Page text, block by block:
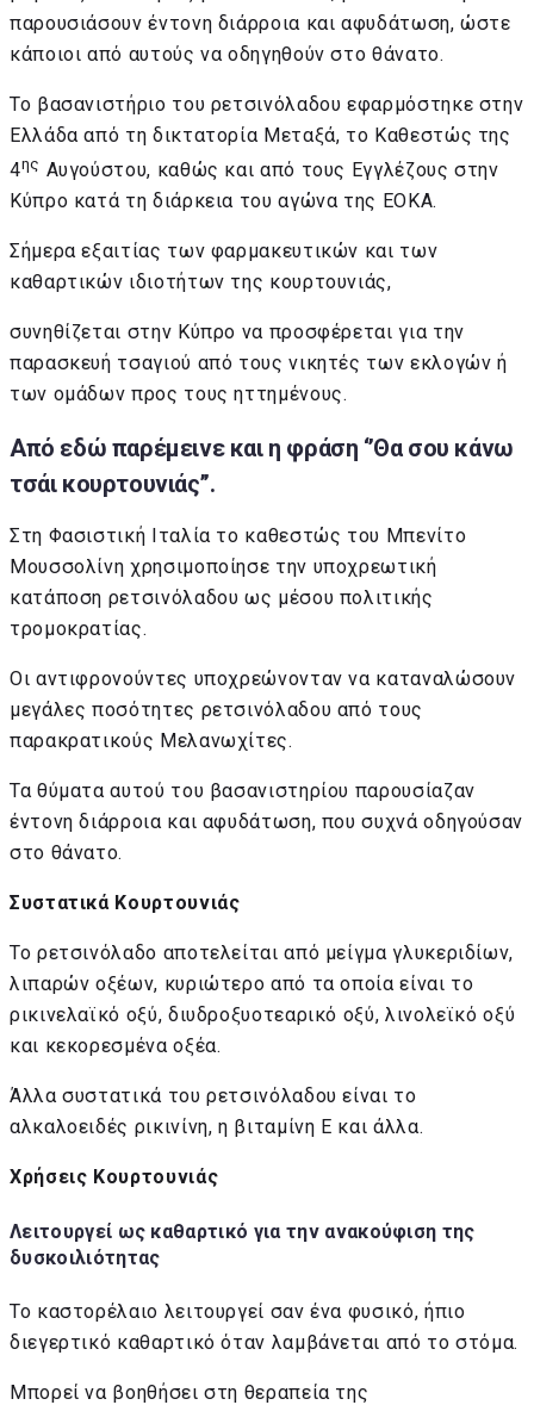
παρουσιάσουν έντονη διάρροια και αφυδάτωση, ώστε
κάποιοι από αυτούς να οδηγηθούν στο θάνατο.
Το βασανιστήριο του ρετσινόλαδου εφαρμόστηκε στην
Ελλάδα από τη δικτατορία Μεταξά, το Καθεστώς της
4ης Αυγούστου, καθώς και από τους Εγγλέζους στην
Κύπρο κατά τη διάρκεια του αγώνα της ΕΟΚΑ.
Σήμερα εξαιτίας των φαρμακευτικών και των
καθαρτικών ιδιοτήτων της κουρτουνιάς,
συνηθίζεται στην Κύπρο να προσφέρεται για την
παρασκευή τσαγιού από τους νικητές των εκλογών ή
των ομάδων προς τους ηττημένους.
Από εδώ παρέμεινε και η φράση ‘’Θα σου κάνω
τσάι κουρτουνιάς’’.
Στη Φασιστική Ιταλία το καθεστώς του Μπενίτο
Μουσσολίνη χρησιμοποίησε την υποχρεωτική
κατάποση ρετσινόλαδου ως μέσου πολιτικής
τρομοκρατίας.
Οι αντιφρονούντες υποχρεώνονταν να καταναλώσουν
μεγάλες ποσότητες ρετσινόλαδου από τους
παρακρατικούς Μελανωχίτες.
Τα θύματα αυτού του βασανιστηρίου παρουσίαζαν
έντονη διάρροια και αφυδάτωση, που συχνά οδηγούσαν
στο θάνατο.
Συστατικά Κουρτουνιάς
Το ρετσινόλαδο αποτελείται από μείγμα γλυκεριδίων,
λιπαρών οξέων, κυριώτερο από τα οποία είναι το
ρικινελαϊκό οξύ, διυδροξυοτεαρικό οξύ, λινολεϊκό οξύ
και κεκορεσμένα οξέα.
Άλλα συστατικά του ρετσινόλαδου είναι το
αλκαλοειδές ρικινίνη, η βιταμίνη Ε και άλλα.
Χρήσεις Κουρτουνιάς
Λειτουργεί ως καθαρτικό για την ανακούφιση της
δυσκοιλιότητας
Το καστορέλαιο λειτουργεί σαν ένα φυσικό, ήπιο
διεγερτικό καθαρτικό όταν λαμβάνεται από το στόμα.
Μπορεί να βοηθήσει στη θεραπεία της